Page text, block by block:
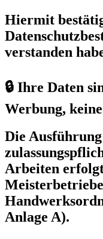
Hiermit
verstanden
🔒 Ihre Daten
Werbung,
Die
Arbeiten
Anlage A).